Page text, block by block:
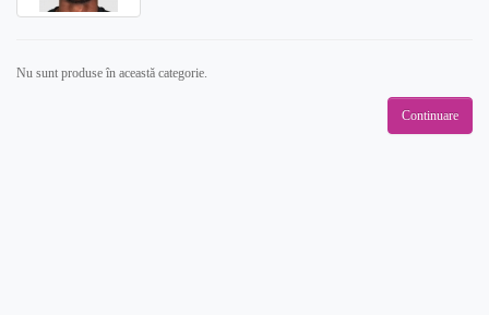
Nu sunt produse în această categorie.
Continuare